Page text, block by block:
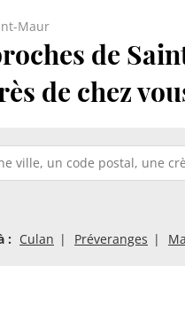
Maur
de
de chez
: Culan Préveranges